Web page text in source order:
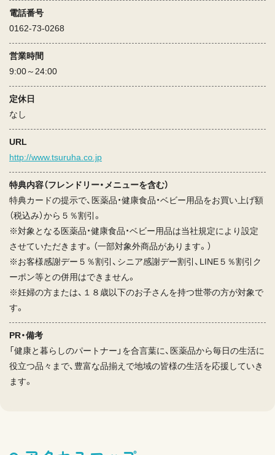
電話番号
0162-73-0268
営業時間
9:00～24:00
定休日
なし
URL
http://www.tsuruha.co.jp
特典内容（フレンドリー・メニューを含む）
特典カードの提示で、医薬品・健康食品・ベビー用品をお買い上げ額
（税込み）から５％割引。
※対象となる医薬品・健康食品・ベビー用品は当社規定により設定
させていただきます。（一部対象外商品があります。）
※お客様感謝デー５％割引、シニア感謝デー割引、LINE５％割引ク
ーポン等との併用はできません。
※妊婦の方または、１８歳以下のお子さんを持つ世帯の方が対象で
す。
PR・備考
「健康と暮らしのパートナー」を合言葉に、医薬品から毎日の生活に
役立つ品々まで、豊富な品揃えで地域の皆様の生活を応援していき
ます。